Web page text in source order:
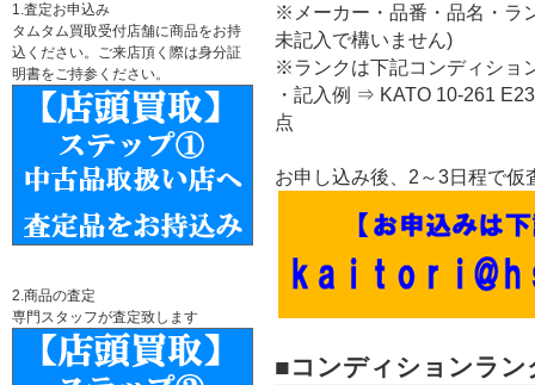
1.査定お申込み
タムタム買取受付店舗に商品をお持
込ください。ご来店頂く際は身分証
明書をご持参ください。
2.商品の査定
専門スタッフが査定致します
※メーカー・品番・品名・ラ
未記入で構いません)
※ランクは下記コンディショ
・記入例 ⇒ KATO 10-261
点
お申し込み後、2～3日程で
■コンディションラン